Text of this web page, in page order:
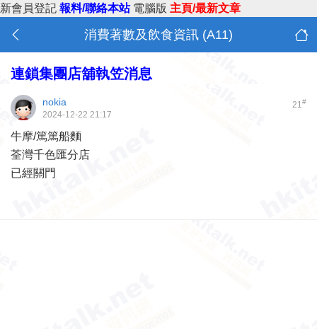
新會員登記 報料/聯絡本站 電腦版 主頁/最新文章
消費著數及飲食資訊 (A11)
連鎖集團店舖執笠消息
21#
nokia
2024-12-22 21:17
牛摩/篤篤船麵
荃灣千色匯分店
已經關門